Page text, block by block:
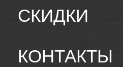
СКИДКИ
КОНТАКТЫ